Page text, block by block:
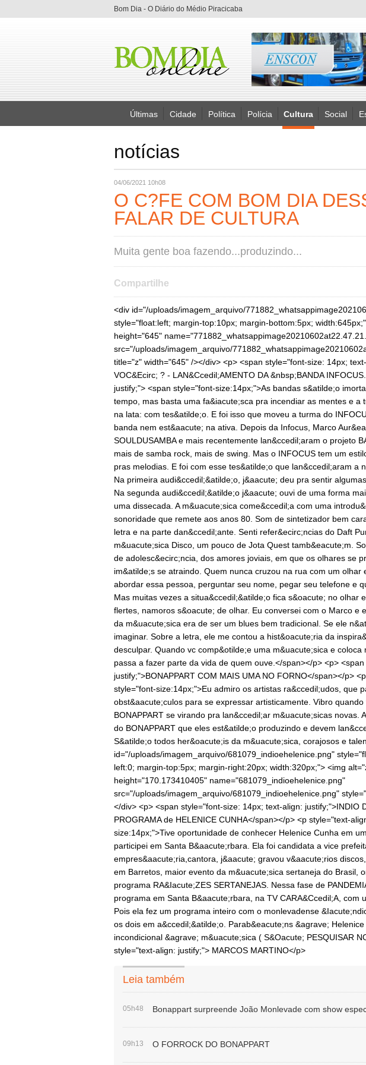
Bom Dia - O Diário do Médio Piracicaba
Últimas Cidade Política Polícia Cultura Social
notícias
04/06/2021 10h08
O C?FE COM BOM DIA
FALAR DE CULTURA
Muita gente boa fazendo...produzindo...
Compartilhe
<div id="/uploads/imagem_arquivo/
style="float:left; margin-top:10px; margin-bottom:5px;
height="645"
src="/uploads/imagem_arquivo/
title="z" width="645" /></div> <p> <span style="font-size: 14px;
VOC&Ecirc; ? - LAN&Ccedil;AMENTO DA &nbsp;BANDA
justify;"> <span style="font-size:14px;">As bandas s&atilde;o
tempo, mas basta uma fa&iacute;sca pra incendiar as mentes e a
na lata: com tes&atilde;o. E foi isso que moveu a turma do
banda nem est&aacute; na ativa. Depois da Infocus, Marco
SOULDUSAMBA e mais recentemente lan&ccedil;aram o projeto
mais de samba rock, mais de swing. Mas o INFOCUS tem um
pras melodias. E foi com esse tes&atilde;o que lan&ccedil;aram a
Na primeira audi&ccedil;&atilde;o, j&aacute; deu pra sentir
Na segunda audi&ccedil;&atilde;o j&aacute; ouvi de uma forma
uma dissecada. A m&uacute;sica come&ccedil;a com uma
sonoridade que remete aos anos 80. Som de sintetizador bem
letra e na parte dan&ccedil;ante. Senti refer&ecirc;ncias do Daft
m&uacute;sica Disco, um pouco de Jota Quest tamb&eacute;m.
de adolesc&ecirc;ncia, dos amores joviais, em que os olhares se
im&atilde;s se atraindo. Quem nunca cruzou na rua com um
abordar essa pessoa, perguntar seu nome, pegar seu telefone e
Mas muitas vezes a situa&ccedil;&atilde;o fica s&oacute; no olhar
flertes, namoros s&oacute; de olhar. Eu conversei com o Marco e
da m&uacute;sica era de ser um blues bem tradicional. Se ele
imaginar. Sobre a letra, ele me contou a hist&oacute;ria da
desculpar. Quando vc comp&otilde;e uma m&uacute;sica e
passa a fazer parte da vida de quem ouve.</span></p> <p>
justify;">BONAPPART COM MAIS UMA NO FORNO</span></p>
style="font-size:14px;">Eu admiro os artistas ra&ccedil;udos, que
obst&aacute;culos para se expressar artisticamente. Vibro
BONAPPART se virando pra lan&ccedil;ar m&uacute;sicas novas.
do BONAPPART que eles est&atilde;o produzindo e devem
S&atilde;o todos her&oacute;is da m&uacute;sica, corajosos e
id="/uploads/imagem_arquivo/681079_indioehelenice.png"
left:0; margin-top:5px; margin-right:20px; width:320px;"> <img
height="170.173410405" name="681079_indioehelenice.png"
src="/uploads/imagem_arquivo/681079_indioehelenice.png"
</div> <p> <span style="font-size: 14px; text-align: justify;">INDIO
PROGRAMA de HELENICE CUNHA</span></p> <p style="text-
size:14px;">Tive oportunidade de conhecer Helenice Cunha em
participei em Santa B&aacute;rbara. Ela foi candidata a vice
empres&aacute;ria,cantora, j&aacute; gravou v&aacute;rios
em Barretos, maior evento da m&uacute;sica sertaneja do Brasil,
programa RA&Iacute;ZES SERTANEJAS. Nessa fase de
programa em Santa B&aacute;rbara, na TV CARA&Ccedil;A, com
Pois ela fez um programa inteiro com o monlevadense
os dois em a&ccedil;&atilde;o. Parab&eacute;ns &agrave;
incondicional &agrave; m&uacute;sica ( S&Oacute; PESQUISAR
style="text-align: justify;"> MARCOS MARTINO</p>
Leia também
05h48 Bonappart surpreende João Monlevade com show
09h13 O FORROCK DO BONAPPART